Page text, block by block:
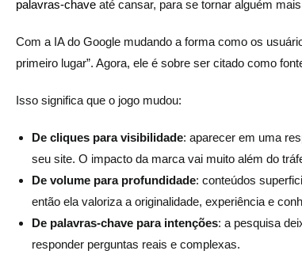
palavras-chave até cansar, para se tornar alguém
Com a IA do Google mudando a forma como os
primeiro lugar”. Agora, ele é sobre ser citado como
Isso significa que o jogo mudou:
De cliques para visibilidade: aparecer em uma
seu site. O impacto da marca vai muito além do
De volume para profundidade: conteúdos
então ela valoriza a originalidade, experiência e
De palavras-chave para intenções: a pesquisa
responder perguntas reais e complexas.